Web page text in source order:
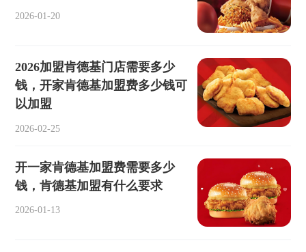
2026-01-20
2026加盟肯德基门店需要多少
钱，开家肯德基加盟费多少钱可
以加盟
2026-02-25
开一家肯德基加盟费需要多少
钱，肯德基加盟有什么要求
2026-01-13